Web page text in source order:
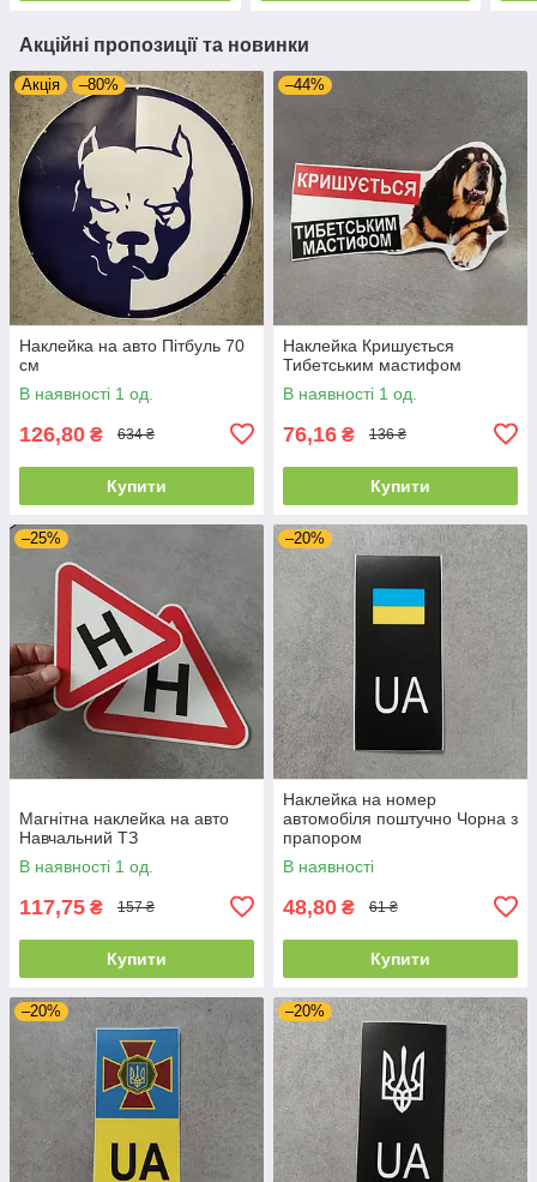
Акційні пропозиції та новинки
Акція –80%
Наклейка на авто Пітбуль 70
см
В наявності 1 од.
126,80 ₴ 634 ₴
Купити
–44%
Наклейка Кришується
Тибетським мастифом
В наявності 1 од.
76,16 ₴ 136 ₴
Купити
–25%
Магнітна наклейка на авто
Навчальний ТЗ
В наявності 1 од.
117,75 ₴ 157 ₴
Купити
–20%
Наклейка на номер
автомобіля поштучно Чорна з
прапором
В наявності
48,80 ₴ 61 ₴
Купити
–20% –20%